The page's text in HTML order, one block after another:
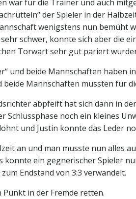
war für die Trainer und auch
der Spieler in der
wenigstens nun bemüht
schwer, konnte sich aber die
Torwart sehr gut pariert
und beide Mannschaften haben
beide Mannschaften mussten für
abpfeift hat sich dann in
Schlussphase noch ein kleines
und Justin konnte das Leder
an und man musste nun alles
konnte ein gegnerischer Spieler
Endstand von 3:3 verwandelt.
in der Fremde retten.